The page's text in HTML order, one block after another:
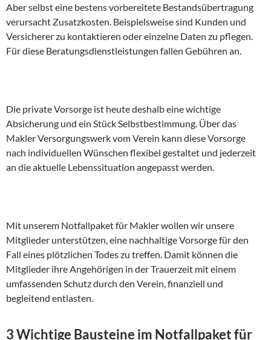
Aber selbst eine bestens vorbereitete Bestandsübertragung
verursacht Zusatzkosten. Beispielsweise sind Kunden und
Versicherer zu kontaktieren oder einzelne Daten zu pflegen.
Für diese Beratungsdienstleistungen fallen Gebühren an.
Die private Vorsorge ist heute deshalb eine wichtige
Absicherung und ein Stück Selbstbestimmung. Über das
Makler Versorgungswerk vom Verein kann diese Vorsorge
nach individuellen Wünschen flexibel gestaltet und jederzeit
an die aktuelle Lebenssituation angepasst werden.
Mit unserem Notfallpaket für Makler wollen wir unsere
Mitglieder unterstützen, eine nachhaltige Vorsorge für den
Fall eines plötzlichen Todes zu treffen. Damit können die
Mitglieder ihre Angehörigen in der Trauerzeit mit einem
umfassenden Schutz durch den Verein, finanziell und
begleitend entlasten.
3 Wichtige Bausteine im Notfallpaket für